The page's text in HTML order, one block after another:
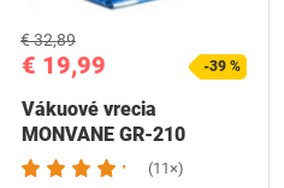
€ 19,99
€ 32,89
-39 %
Vákuové vrecia
MONVANE GR-210
(11×)